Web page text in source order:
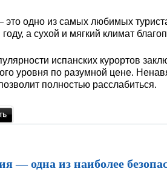
одно из самых любимых
а сухой и мягкий климат
испанских курортов
уровня по разумной цене.
полностью расслабиться.
— одна из наиболее